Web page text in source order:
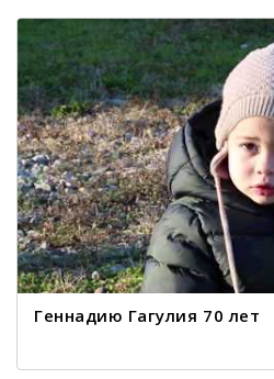
Геннадию Гагулия 70 лет